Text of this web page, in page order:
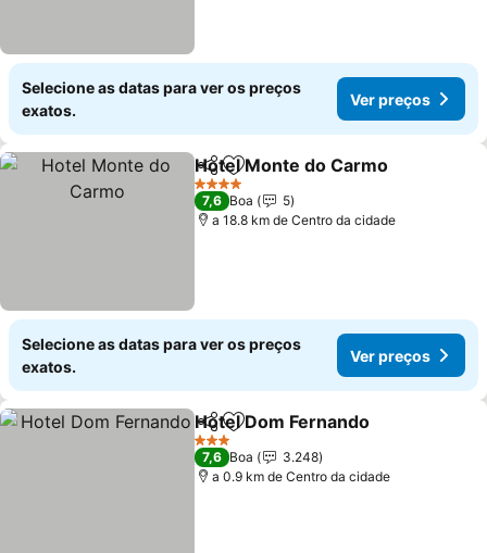
Selecione as datas para ver os preços
exatos.
Ver preços
PartilharAdicionar aos favoritos
Hotel Monte do Carmo
4 Estrelas
7,6 Boa
5
a 18.8 km de Centro da cidade
Selecione as datas para ver os preços
exatos.
Ver preços
PartilharAdicionar aos favoritos
Hotel Dom Fernando
3 Estrelas
7,6 Boa
3.248
a 0.9 km de Centro da cidade